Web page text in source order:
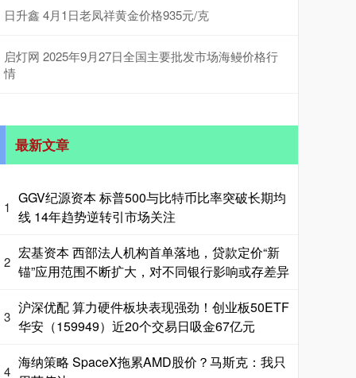
日升鑫 4月1日老凤祥黄金价格935元/克
启灯网 2025年9月27日全国主要批发市场海鳗价格行
情
最新文章
1
GGV纪源资本 标普500与比特币比率突破长期均
线 14年趋势逆转引市场关注
2
宏基资本 西部法人机构首单落地，贷款定价“新
锚”应用范围不断扩大，对不同银行影响或存差异
3
沪深优配 算力硬件板块表现强劲！创业板50ETF
华安（159949）近20个交易日吸金67亿元
4
海纳策略 SpaceX拖累AMD股价？马斯克：我只